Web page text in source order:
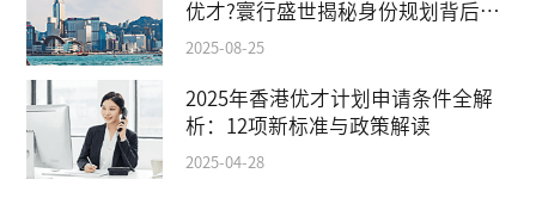
优才?寰行盛世揭秘身份规划背后的
教育红利
2025-08-25
2025年香港优才计划申请条件全解
析：12项新标准与政策解读
2025-04-28